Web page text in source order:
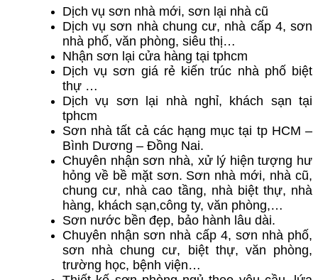
Dịch vụ sơn nhà mới, sơn lại nhà cũ
Dịch vụ sơn nhà chung cư, nhà cấp 4, sơn
nhà phố, văn phòng, siêu thị…
Nhận sơn lại cửa hàng tại tphcm
Dịch vụ sơn giá rẻ kiến trúc nhà phố biệt
thự …
Dịch vụ sơn lại nhà nghỉ, khách sạn tại
tphcm
Sơn nhà tất cả các hạng mục tại tp HCM –
Bình Dương – Đồng Nai.
Chuyên nhận sơn nhà, xử lý hiện tượng hư
hỏng về bề mặt sơn. Sơn nhà mới, nhà cũ,
chung cư, nhà cao tầng, nhà biệt thự, nhà
hàng, khách sạn,công ty, văn phòng,…
Sơn nước bền đẹp, bảo hành lâu dài.
Chuyên nhận sơn nhà cấp 4, sơn nhà phố,
sơn nhà chung cư, biệt thự, văn phòng,
trường học, bệnh viện…